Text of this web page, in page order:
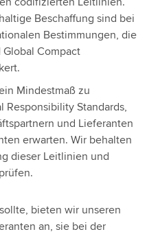
Beschaffung sind bei
Bestimmungen, die
Compact
Mindestmaß zu
Responsibility Standards,
und Lieferanten
erwarten. Wir behalten
dieser Leitlinien und
bieten wir unseren
an, sie bei der